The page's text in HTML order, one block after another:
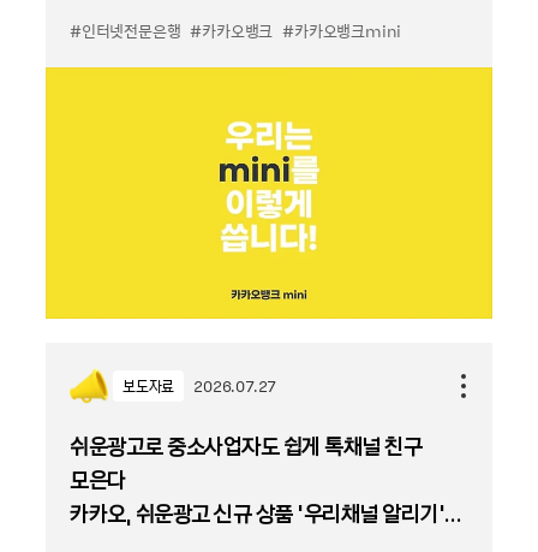
#인터넷전문은행 #카카오뱅크 #카카오뱅크mini
보도자료 2026.07.27
쉬운광고로 중소사업자도 쉽게 톡채널 친구
모은다
카카오, 쉬운광고 신규 상품 '우리채널 알리기'